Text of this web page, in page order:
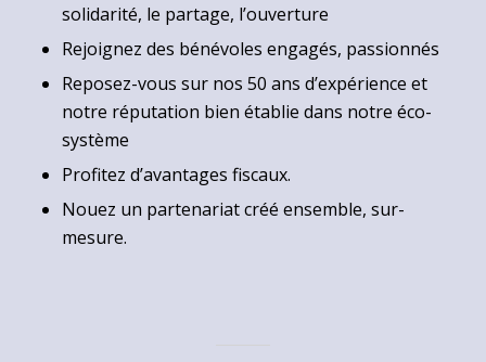
solidarité, le partage, l’ouverture
Rejoignez des bénévoles engagés, passionnés
Reposez-vous sur nos 50 ans d’expérience et
notre réputation bien établie dans notre éco-
système
Profitez d’avantages fiscaux.
Nouez un partenariat créé ensemble, sur-
mesure.